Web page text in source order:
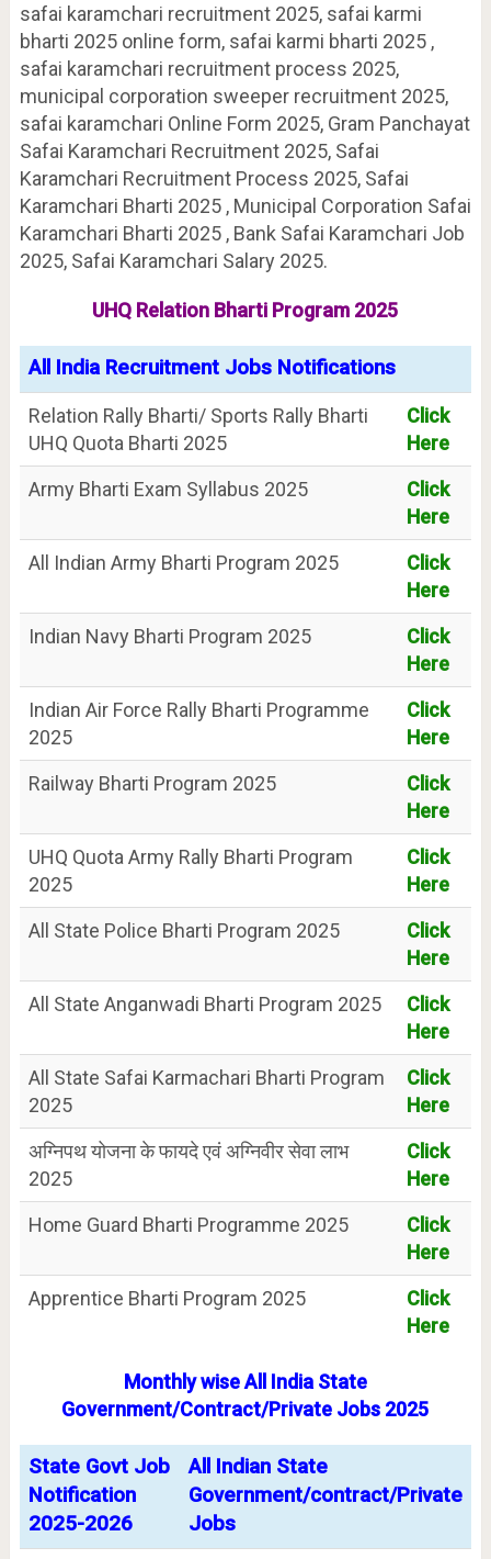
safai karamchari recruitment 2025, safai karmi
bharti 2025 online form, safai karmi bharti 2025 ,
safai karamchari recruitment process 2025,
municipal corporation sweeper recruitment 2025,
safai karamchari Online Form 2025, Gram Panchayat
Safai Karamchari Recruitment 2025, Safai
Karamchari Recruitment Process 2025, Safai
Karamchari Bharti 2025 , Municipal Corporation Safai
Karamchari Bharti 2025 , Bank Safai Karamchari Job
2025, Safai Karamchari Salary 2025.
UHQ Relation Bharti Program 2025
All India Recruitment Jobs Notifications
Relation Rally Bharti/ Sports Rally Bharti
UHQ Quota Bharti 2025
Click
Here
Army Bharti Exam Syllabus 2025
Click
Here
All Indian Army Bharti Program 2025
Click
Here
Indian Navy Bharti Program 2025
Click
Here
Indian Air Force Rally Bharti Programme
2025
Click
Here
Railway Bharti Program 2025
Click
Here
UHQ Quota Army Rally Bharti Program
2025
Click
Here
All State Police Bharti Program 2025
Click
Here
All State Anganwadi Bharti Program 2025
Click
Here
All State Safai Karmachari Bharti Program
2025
Click
Here
अग्निपथ योजना के फायदे एवं अग्निवीर सेवा लाभ
2025
Click
Here
Home Guard Bharti Programme 2025
Click
Here
Apprentice Bharti Program 2025
Click
Here
Monthly wise All India State
Government/Contract/Private Jobs 2025
State Govt Job
Notification
2025-2026
All Indian State
Government/contract/Private
Jobs